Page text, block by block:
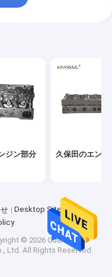
ジン部分 久保田のエンジ
Desktop Site
© 2026 Guangzhou
Ltd. All Rights Reserved.